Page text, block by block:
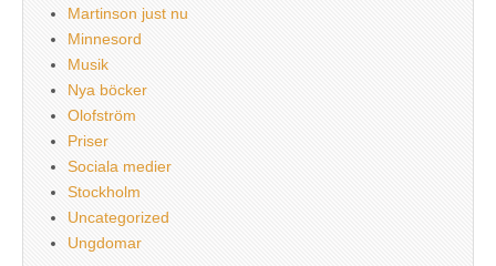
Martinson just nu
Minnesord
Musik
Nya böcker
Olofström
Priser
Sociala medier
Stockholm
Uncategorized
Ungdomar